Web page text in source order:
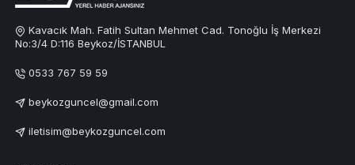
Kavacık Mah. Fatih Sultan Mehmet Cad. Tonoğlu İş Merkezi
No:3/4 D:116 Beykoz/İSTANBUL
0533 767 59 59
beykozguncel@gmail.com
iletisim@beykozguncel.com